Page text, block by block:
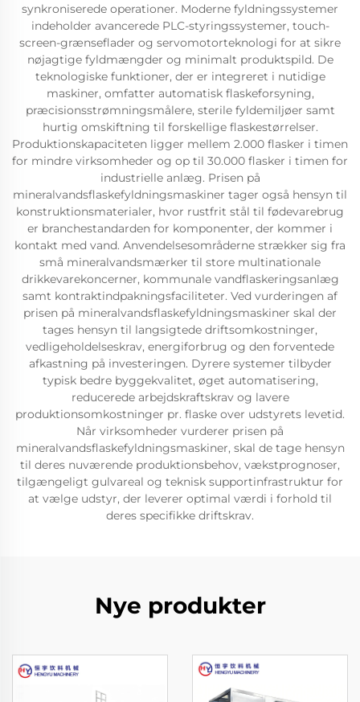
synkroniserede operationer. Moderne fyldningssystemer
indeholder avancerede PLC-styringssystemer, touch-
screen-grænseflader og servomotorteknologi for at sikre
nøjagtige fyldmængder og minimalt produktspild. De
teknologiske funktioner, der er integreret i nutidige
maskiner, omfatter automatisk flaskeforsyning,
præcisionsstrømningsmålere, sterile fyldemiljøer samt
hurtig omskiftning til forskellige flaskestørrelser.
Produktionskapaciteten ligger mellem 2.000 flasker i timen
for mindre virksomheder og op til 30.000 flasker i timen for
industrielle anlæg. Prisen på
mineralvandsflaskefyldningsmaskiner tager også hensyn til
konstruktionsmaterialer, hvor rustfrit stål til fødevarebrug
er branchestandarden for komponenter, der kommer i
kontakt med vand. Anvendelsesområderne strækker sig fra
små mineralvandsmærker til store multinationale
drikkevarekoncerner, kommunale vandflaskeringsanlæg
samt kontraktindpakningsfaciliteter. Ved vurderingen af
prisen på mineralvandsflaskefyldningsmaskiner skal der
tages hensyn til langsigtede driftsomkostninger,
vedligeholdelseskrav, energiforbrug og den forventede
afkastning på investeringen. Dyrere systemer tilbyder
typisk bedre byggekvalitet, øget automatisering,
reducerede arbejdskraftskrav og lavere
produktionsomkostninger pr. flaske over udstyrets levetid.
Når virksomheder vurderer prisen på
mineralvandsflaskefyldningsmaskiner, skal de tage hensyn
til deres nuværende produktionsbehov, vækstprognoser,
tilgængeligt gulvareal og teknisk supportinfrastruktur for
at vælge udstyr, der leverer optimal værdi i forhold til
deres specifikke driftskrav.
Nye produkter